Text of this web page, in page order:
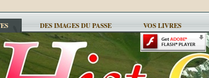
DES IMAGES DU PASSE VOS LIVRES